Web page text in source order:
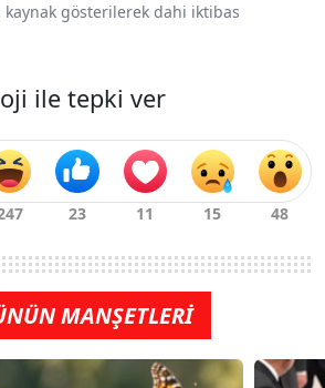
gösterilerek dahi iktibas
ile tepki ver
MANŞETLERİ